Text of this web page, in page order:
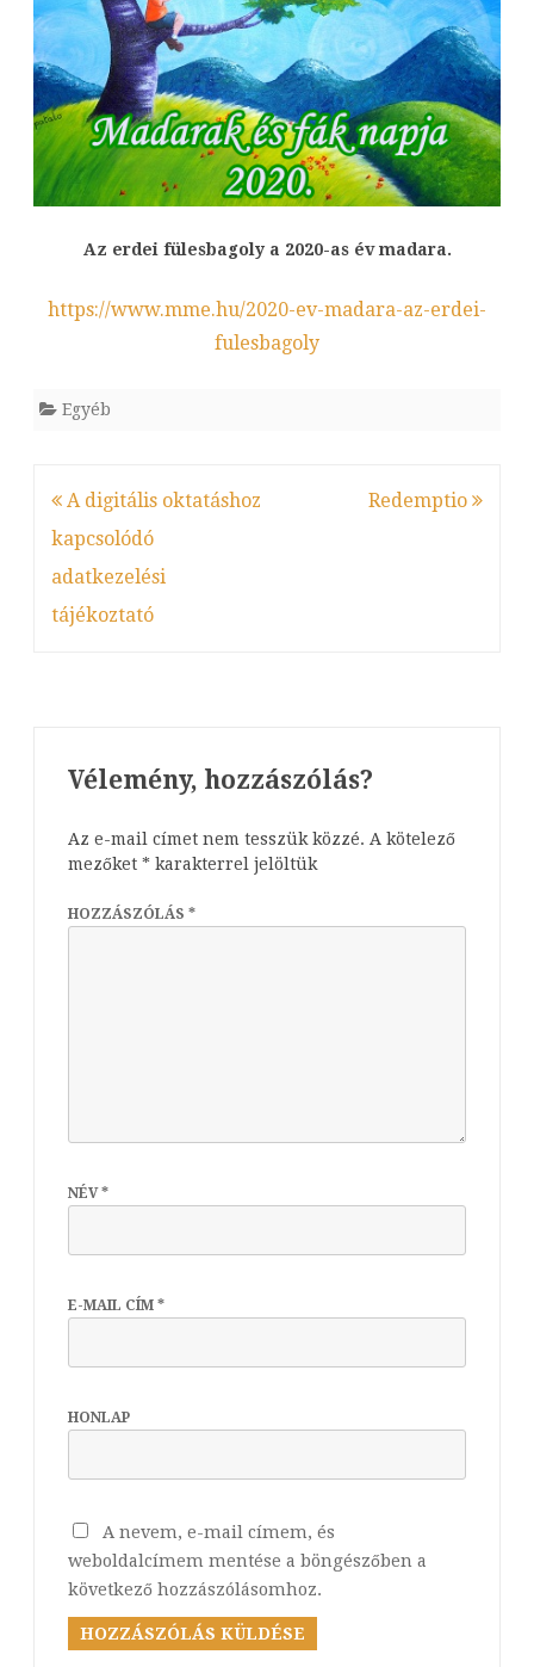
május
10.
Az erdei fülesbagoly a 2020-as év madara.
https://www.mme.hu/2020-ev-madara-az-erdei-
fulesbagoly
Egyéb
Bejegyzés
navigáció
A digitális oktatáshoz
kapcsolódó
adatkezelési
tájékoztató
Redemptio
Vélemény, hozzászólás?
Az e-mail címet nem tesszük közzé. A kötelező
mezőket * karakterrel jelöltük
HOZZÁSZÓLÁS *
NÉV*
E-MAIL CÍM *
HONLAP
A nevem, e-mail címem, és
weboldalcímem mentése a böngészőben a
következő hozzászólásomhoz.